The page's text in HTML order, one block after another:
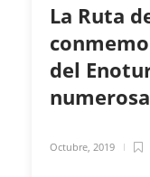
La Ruta
del
Octubre, 2019